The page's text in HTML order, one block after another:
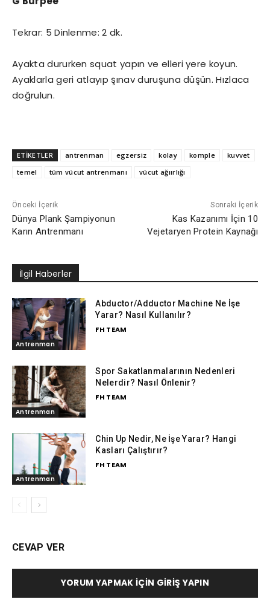
Tekrar: 5 Dinlenme: 2 dk.
Ayakta dururken squat yapın ve elleri yere koyun.
Ayaklarla geri atlayıp şınav duruşuna düşün. Hızlaca
doğrulun.
ETİKETLER antrenman egzersiz kolay komple
kuvvet
temel
tüm vücut antrenmanı vücut ağıırlığı
Önceki İçerik
Dünya Plank Şampiyonun
Karın Antrenmanı
Sonraki İçerik
Kas Kazanımı İçin 10
Vejetaryen Protein Kaynağı
İlgil Haberler
Antrenman
Abductor/Adductor Machine Ne İşe
Yarar? Nasıl Kullanılır?
FH TEAM
Antrenman
Spor Sakatlanmalarının Nedenleri
Nelerdir? Nasıl Önlenir?
FH TEAM
Antrenman
Chin Up Nedir, Ne İşe Yarar? Hangi
Kasları Çalıştırır?
FH TEAM
CEVAP VER
YORUM YAPMAK İÇIN GIRIŞ YAPIN